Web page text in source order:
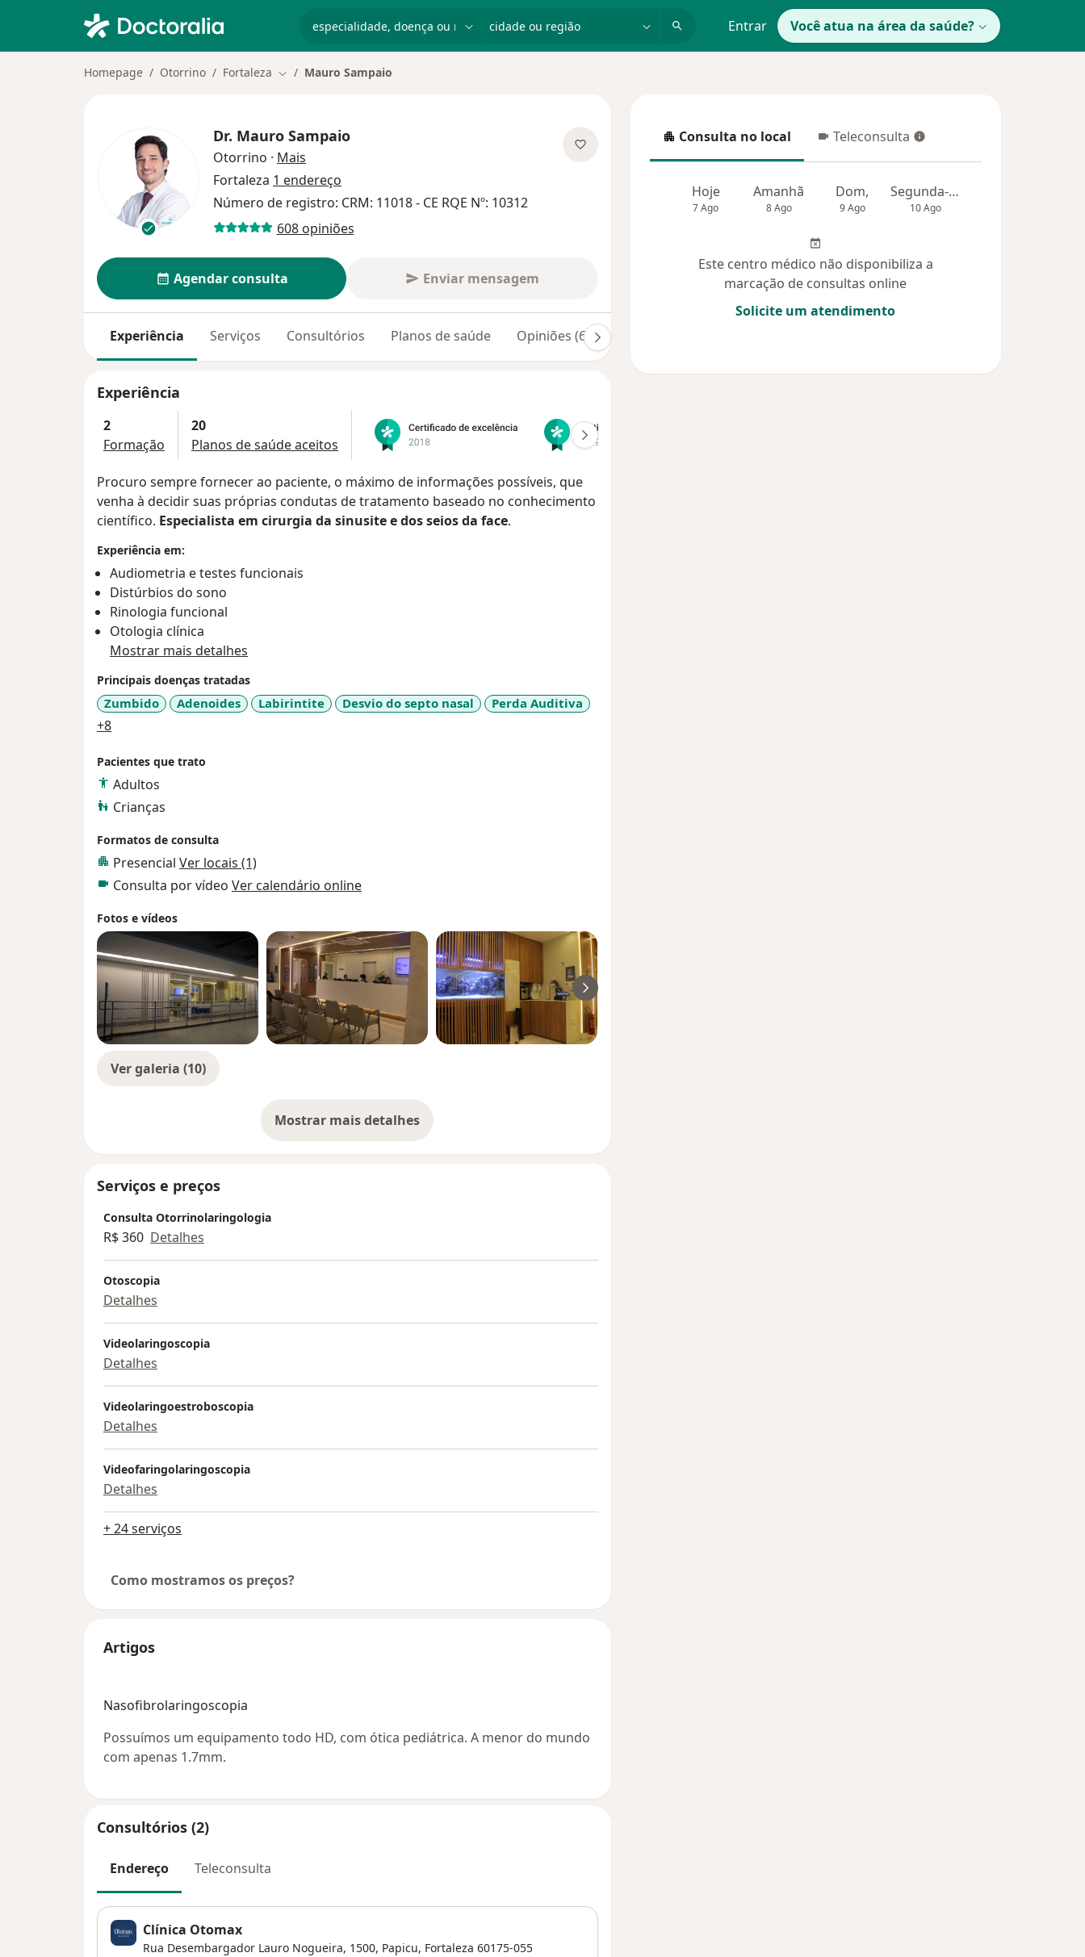
Entrar Você atua na área da saúde?
Homepage Otorrino Fortaleza Mudar de cidade
Mauro Sampaio
Dr. Mauro Sampaio
Otorrino · Mais
Fortaleza 1 endereço
Número de registro: CRM: 11018 - CE RQE Nº: 10312
608 opiniões
Agendar consulta Enviar mensagem
Experiência Serviços Consultórios Planos de saúde Opiniões (608)
Experiência
2
Formação
20
Planos de saúde aceitos
Procuro sempre fornecer ao paciente, o máximo de informações possíveis, que
venha à decidir suas próprias condutas de tratamento baseado no conhecimento
científico. Especialista em cirurgia da sinusite e dos seios da face.
Experiência em:
Audiometria e testes funcionais
Distúrbios do sono
Rinologia funcional
Otologia clínica
Mostrar mais detalhes
Principais doenças tratadas
Zumbido Adenoides Labirintite Desvio do septo nasal Perda Auditiva
+8a11y_sr_more_diseases
Pacientes que trato
Adultos
Crianças
Formatos de consulta
Presencial Ver locais (1)
Consulta por vídeo Ver calendário online
Fotos e vídeos
Ver galeria (10)
Mostrar mais detalhes
sobre a experiência
Serviços e preços
Consulta Otorrinolaringologia
R$ 360 Detalhes
Otoscopia
Detalhes
Videolaringoscopia
Detalhes
Videolaringoestroboscopia
Detalhes
Videofaringolaringoscopia
Detalhes
+ 24 serviços
Como mostramos os preços?
Artigos
Nasofibrolaringoscopia
Possuímos um equipamento todo HD, com ótica pediátrica. A menor do mundo
com apenas 1.7mm.
Consultórios (2)
Endereço Teleconsulta
Clínica Otomax
Rua Desembargador Lauro Nogueira, 1500, Papicu, Fortaleza 60175-055
Consulta no local
Consulta no local Teleconsulta
Teleconsulta
Hoje
7 Ago
Amanhã
8 Ago
Dom,
9 Ago
Segunda-feira
10 Ago
Este centro médico não disponibiliza a
marcação de consultas online
Solicite um atendimento